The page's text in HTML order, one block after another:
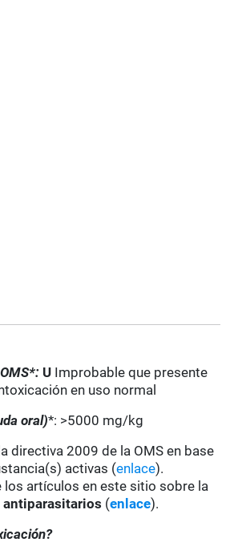
U Improbable que presente
en uso normal
oral)*: >5000 mg/kg
directiva 2009 de la OMS en base
activas (enlace).
los artículos en este sitio sobre la
(enlace).